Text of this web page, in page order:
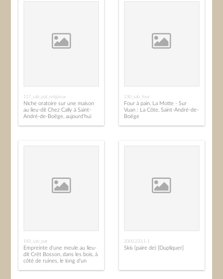
117_sab_pat_religieux
Niche oratoire sur une maison
au lieu-dit Chez Cally à Saint-
André-de-Boëge, aujourd'hui
130_sab_four
Four à pain, La Motte - Sur
Vuan : La Côte, Saint-André-de-
Boëge
183_sab_pat
Empreinte d'une meule au lieu-
dit Crêt Bosson, dans les bois, à
côté de ruines, le long d'un
2000.233.1-1
Skis (paire de) [Dupliquer]